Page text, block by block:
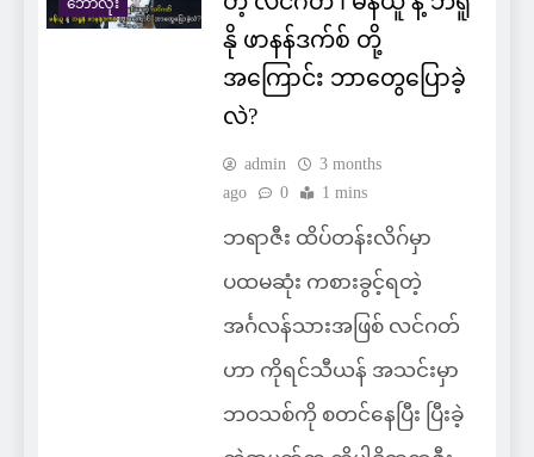
ဘောလုံး
နို ဖာနန်ဒက်စ် တို့
အကြောင်း ဘာတွေပြောခဲ့
လဲ?
admin
3 months
ago
0 1 mins
ဘရာဇီး ထိပ်တန်းလိဂ်မှာ
ပထမဆုံး ကစားခွင့်ရတဲ့
အင်္ဂလန်သားအဖြစ် လင်ဂတ်
ဟာ ကိုရင်သီယန် အသင်းမှာ
ဘဝသစ်ကို စတင်နေပြီး ပြီးခဲ့